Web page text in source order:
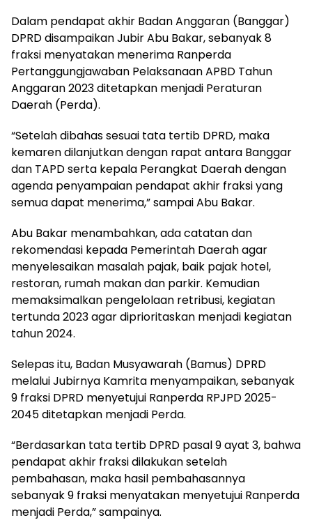
Dalam pendapat akhir Badan Anggaran (Banggar)
DPRD disampaikan Jubir Abu Bakar, sebanyak 8
fraksi menyatakan menerima Ranperda
Pertanggungjawaban Pelaksanaan APBD Tahun
Anggaran 2023 ditetapkan menjadi Peraturan
Daerah (Perda).
“Setelah dibahas sesuai tata tertib DPRD, maka
kemaren dilanjutkan dengan rapat antara Banggar
dan TAPD serta kepala Perangkat Daerah dengan
agenda penyampaian pendapat akhir fraksi yang
semua dapat menerima,” sampai Abu Bakar.
Abu Bakar menambahkan, ada catatan dan
rekomendasi kepada Pemerintah Daerah agar
menyelesaikan masalah pajak, baik pajak hotel,
restoran, rumah makan dan parkir. Kemudian
memaksimalkan pengelolaan retribusi, kegiatan
tertunda 2023 agar diprioritaskan menjadi kegiatan
tahun 2024.
Selepas itu, Badan Musyawarah (Bamus) DPRD
melalui Jubirnya Kamrita menyampaikan, sebanyak
9 fraksi DPRD menyetujui Ranperda RPJPD 2025-
2045 ditetapkan menjadi Perda.
“Berdasarkan tata tertib DPRD pasal 9 ayat 3, bahwa
pendapat akhir fraksi dilakukan setelah
pembahasan, maka hasil pembahasannya
sebanyak 9 fraksi menyatakan menyetujui Ranperda
menjadi Perda,” sampainya.